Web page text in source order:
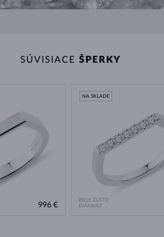
SÚVISIACE ŠPERKY
996 €
BIELE ZLATO
DIAMANT
NA SKLADE